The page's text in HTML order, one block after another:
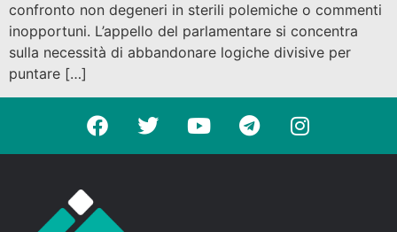
confronto non degeneri in sterili polemiche o commenti
inopportuni. L’appello del parlamentare si concentra
sulla necessità di abbandonare logiche divisive per
puntare […]